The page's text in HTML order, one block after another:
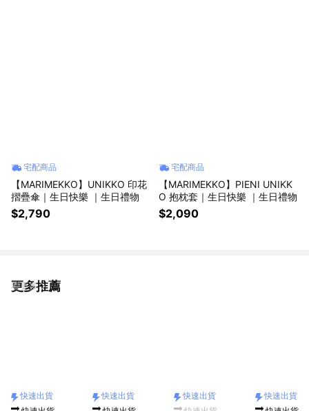
宅配商品
【MARIMEKKO】UNIKKO 印花
摺疊傘｜生日快樂 ｜生日禮物
$2,790
宅配商品
【MARIMEKKO】PIENI UNIKK
O 抱枕套｜生日快樂 ｜生日禮物
$2,090
更多推薦
看更多
快速出貨
快速出貨
快速出貨
快速出貨